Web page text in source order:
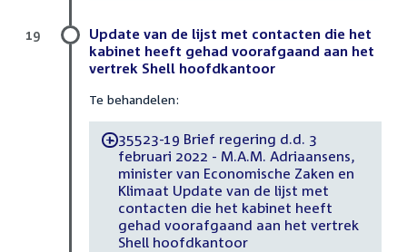
Update van de lijst met contacten die het
kabinet heeft gehad voorafgaand aan het
vertrek Shell hoofdkantoor
Te behandelen:
-35523-19 Brief regering d.d. 3
februari 2022 - M.A.M. Adriaansens,
minister van Economische Zaken en
Klimaat Update van de lijst met
contacten die het kabinet heeft
gehad voorafgaand aan het vertrek
Shell hoofdkantoor
19